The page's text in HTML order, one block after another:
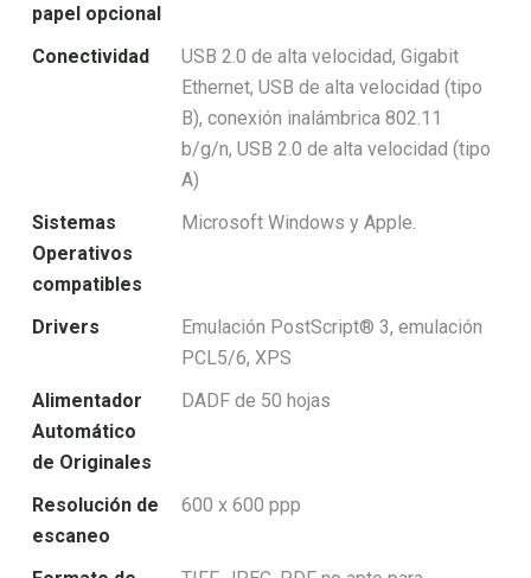
papel opcional
Conectividad
USB 2.0 de alta velocidad, Gigabit
Ethernet, USB de alta velocidad (tipo
B), conexión inalámbrica 802.11
b/g/n, USB 2.0 de alta velocidad (tipo
A)
Sistemas
Operativos
compatibles
Microsoft Windows y Apple.
Drivers
Emulación PostScript® 3, emulación
PCL5/6, XPS
Alimentador
Automático
de Originales
DADF de 50 hojas
Resolución de
escaneo
600 x 600 ppp